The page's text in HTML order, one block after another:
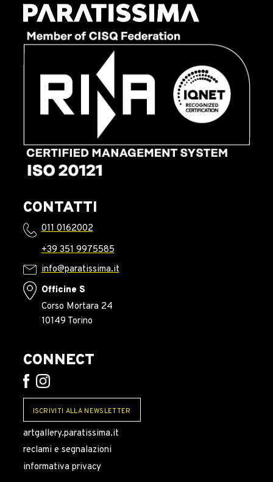
CONTATTI
011 0162002
+39 351 9975585
info@paratissima.it
Officine S
Corso Mortara 24
10149 Torino
CONNECT
ISCRIVITI ALLA NEWSLETTER
artgallery.paratissima.it
reclami e segnalazioni
informativa privacy